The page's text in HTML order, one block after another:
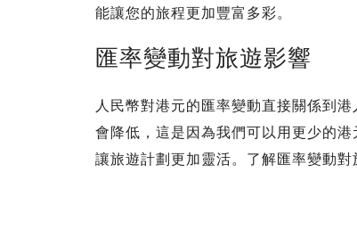
能讓您的旅程更加豐富多彩。
匯率變動對旅遊影響
人民幣對港元的匯率變動直接關係到
會降低，這是因為我們可以用更少的
讓旅遊計劃更加靈活。了解匯率變動對